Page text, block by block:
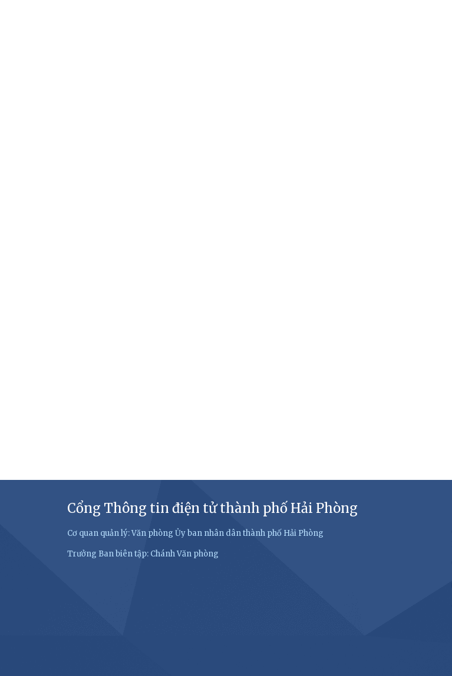
Cổng Thông tin điện tử thành phố Hải Phòng
Cơ quan quản lý: Văn phòng Ủy ban nhân dân thành phố Hải Phòng
Trưởng Ban biên tập: Chánh Văn phòng